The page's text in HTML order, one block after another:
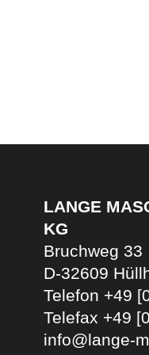
LANGE
KG
Bruchweg 33
D-32609
Telefon +49
Telefax +49
info@lange-